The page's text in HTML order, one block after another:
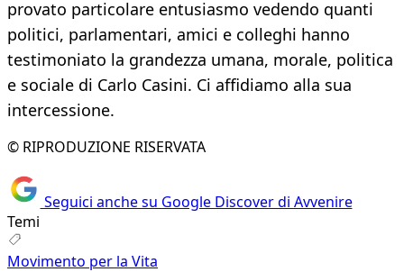
provato particolare entusiasmo vedendo quanti
politici, parlamentari, amici e colleghi hanno
testimoniato la grandezza umana, morale, politica
e sociale di Carlo Casini. Ci affidiamo alla sua
intercessione.
© RIPRODUZIONE RISERVATA
Seguici anche su Google Discover di Avvenire
Temi
Movimento per la Vita